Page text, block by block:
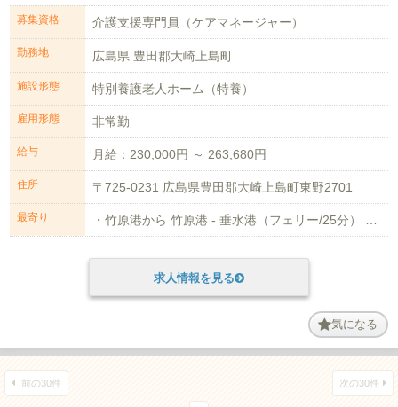
募集資格 介護支援専門員（ケアマネージャー）
勤務地 広島県 豊田郡大崎上島町
施設形態 特別養護老人ホーム（特養）
雇用形態 非常勤
給与 月給：230,000円 ～ 263,680円
住所 〒725-0231 広島県豊田郡大崎上島町東野2701
最寄り
求人情報を見る
気になる
前の30件 次の30件